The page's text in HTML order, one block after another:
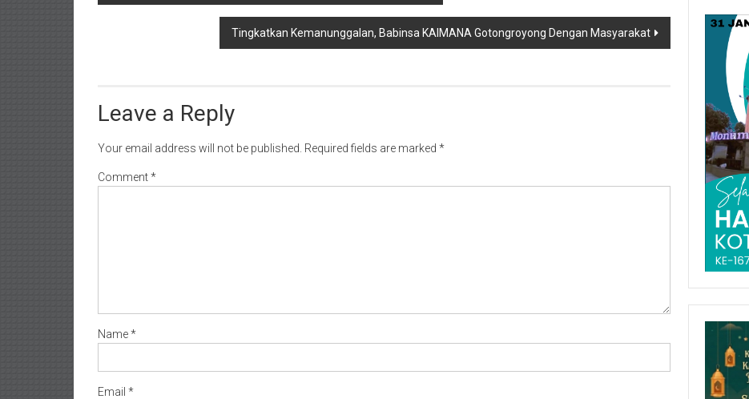
Tingkatkan Kemanunggalan, Babinsa KAIMANA Gotongroyong Dengan Masyarakat
Leave a Reply
Your email address will not be published. Required fields are marked *
Comment*
Name*
Email *